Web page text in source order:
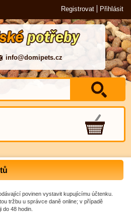
Registrovat Přihlásit
info@domipets.cz
povinen vystavit kupujícímu účtenku.
tržbu u správce daně online; v případě
48 hodin.